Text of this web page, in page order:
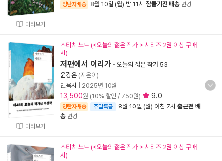
미리보기
양탄자배송 8월 10일 (월) 밤 11시 잠들기전 배송 변경
미리보기
스티치 노트 (<오늘의 젊은 작가 > 시리즈 2권 이상 구매
시)
저편에서 이리가 - 오늘의 젊은 작가 53
윤강은 (지은이)
민음사
2025년 10월
13,500원 (10% 할인 / 750원) 9.0
양탄자배송 주말특급 8월 10일 (월) 아침 7시 출근전 배
송 변경
스티치 노트 (<오늘의 젊은 작가 > 시리즈 2권 이상 구매
시)